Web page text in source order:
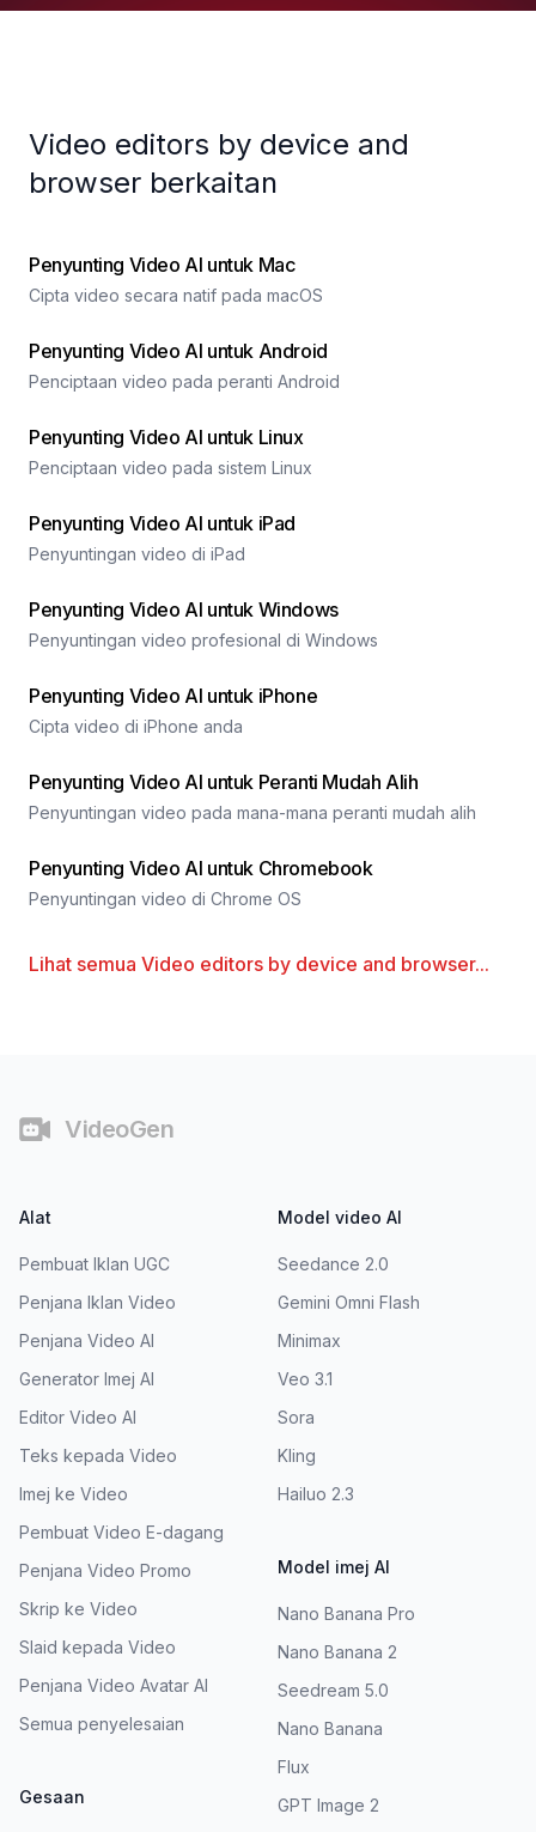
Video editors by device and
browser berkaitan
Penyunting Video AI untuk Mac
Cipta video secara natif pada macOS
Penyunting Video AI untuk Android
Penciptaan video pada peranti Android
Penyunting Video AI untuk Linux
Penciptaan video pada sistem Linux
Penyunting Video AI untuk iPad
Penyuntingan video di iPad
Penyunting Video AI untuk Windows
Penyuntingan video profesional di Windows
Penyunting Video AI untuk iPhone
Cipta video di iPhone anda
Penyunting Video AI untuk Peranti Mudah Alih
Penyuntingan video pada mana-mana peranti mudah alih
Penyunting Video AI untuk Chromebook
Penyuntingan video di Chrome OS
Lihat semua Video editors by device and browser...
VideoGen
Alat
Pembuat Iklan UGC
Penjana Iklan Video
Penjana Video AI
Generator Imej AI
Editor Video AI
Teks kepada Video
Imej ke Video
Pembuat Video E-dagang
Penjana Video Promo
Skrip ke Video
Slaid kepada Video
Penjana Video Avatar AI
Semua penyelesaian
Gesaan
Model video AI
Seedance 2.0
Gemini Omni Flash
Minimax
Veo 3.1
Sora
Kling
Hailuo 2.3
Model imej AI
Nano Banana Pro
Nano Banana 2
Seedream 5.0
Nano Banana
Flux
GPT Image 2